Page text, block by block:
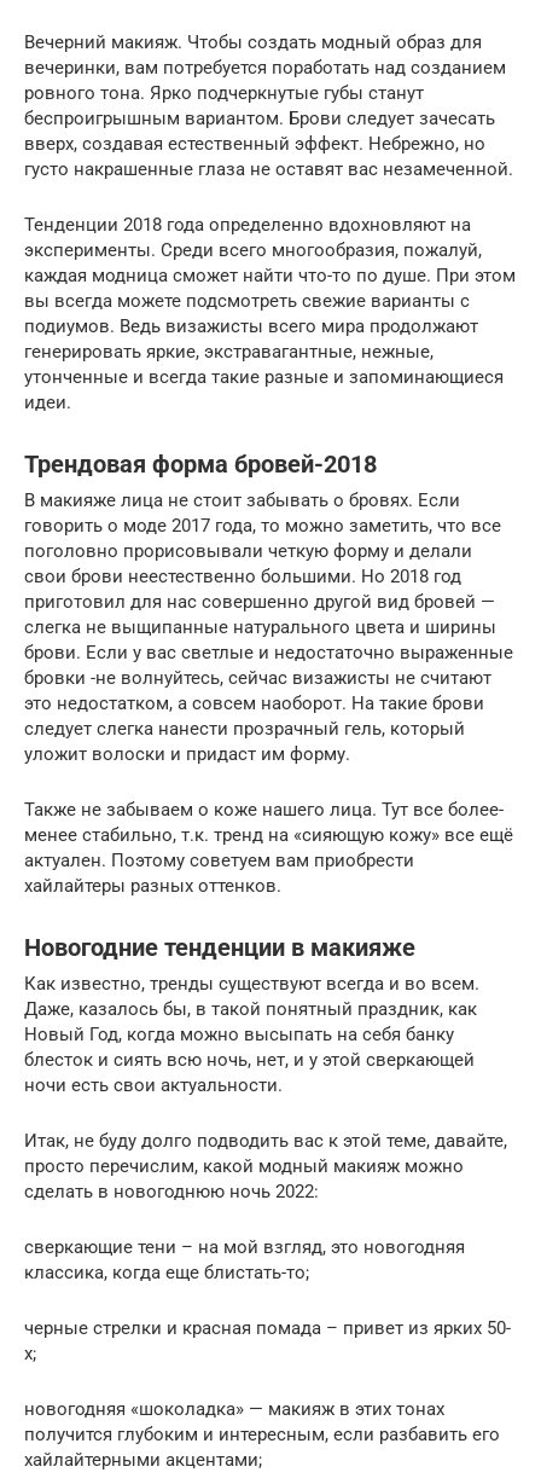
Вечерний макияж. Чтобы создать модный образ для
вечеринки, вам потребуется поработать над созданием
ровного тона. Ярко подчеркнутые губы станут
беспроигрышным вариантом. Брови следует зачесать
вверх, создавая естественный эффект. Небрежно, но
густо накрашенные глаза не оставят вас незамеченной.
Тенденции 2018 года определенно вдохновляют на
эксперименты. Среди всего многообразия, пожалуй,
каждая модница сможет найти что-то по душе. При этом
вы всегда можете подсмотреть свежие варианты с
подиумов. Ведь визажисты всего мира продолжают
генерировать яркие, экстравагантные, нежные,
утонченные и всегда такие разные и запоминающиеся
идеи.
Трендовая форма бровей-2018
В макияже лица не стоит забывать о бровях. Если
говорить о моде 2017 года, то можно заметить, что все
поголовно прорисовывали четкую форму и делали
свои брови неестественно большими. Но 2018 год
приготовил для нас совершенно другой вид бровей —
слегка не выщипанные натурального цвета и ширины
брови. Если у вас светлые и недостаточно выраженные
бровки -не волнуйтесь, сейчас визажисты не считают
это недостатком, а совсем наоборот. На такие брови
следует слегка нанести прозрачный гель, который
уложит волоски и придаст им форму.
Также не забываем о коже нашего лица. Тут все более-
менее стабильно, т.к. тренд на «сияющую кожу» все ещё
актуален. Поэтому советуем вам приобрести
хайлайтеры разных оттенков.
Новогодние тенденции в макияже
Как известно, тренды существуют всегда и во всем.
Даже, казалось бы, в такой понятный праздник, как
Новый Год, когда можно высыпать на себя банку
блесток и сиять всю ночь, нет, и у этой сверкающей
ночи есть свои актуальности.
Итак, не буду долго подводить вас к этой теме, давайте,
просто перечислим, какой модный макияж можно
сделать в новогоднюю ночь 2022:
сверкающие тени – на мой взгляд, это новогодняя
классика, когда еще блистать-то;
черные стрелки и красная помада – привет из ярких 50-
х;
новогодняя «шоколадка» — макияж в этих тонах
получится глубоким и интересным, если разбавить его
хайлайтерными акцентами;